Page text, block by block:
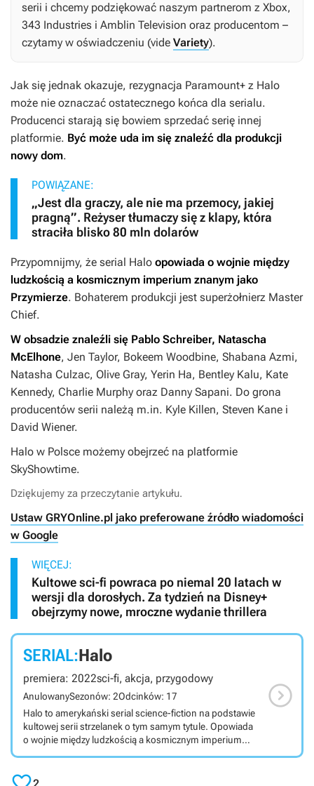
serii i chcemy podziękować naszym partnerom z Xbox,
343 Industries i Amblin Television oraz producentom –
czytamy w oświadczeniu (vide Variety).
Jak się jednak okazuje, rezygnacja Paramount+ z Halo
może nie oznaczać ostatecznego końca dla serialu.
Producenci starają się bowiem sprzedać serię innej
platformie. Być może uda im się znaleźć dla produkcji
nowy dom.
POWIĄZANE:
„Jest dla graczy, ale nie ma przemocy, jakiej
pragną”. Reżyser tłumaczy się z klapy, która
straciła blisko 80 mln dolarów
Przypomnijmy, że serial Halo opowiada o wojnie między
ludzkością a kosmicznym imperium znanym jako
Przymierze. Bohaterem produkcji jest superżołnierz Master
Chief.
W obsadzie znaleźli się Pablo Schreiber, Natascha
McElhone, Jen Taylor, Bokeem Woodbine, Shabana Azmi,
Natasha Culzac, Olive Gray, Yerin Ha, Bentley Kalu, Kate
Kennedy, Charlie Murphy oraz Danny Sapani. Do grona
producentów serii należą m.in. Kyle Killen, Steven Kane i
David Wiener.
Halo w Polsce możemy obejrzeć na platformie
SkyShowtime.
Dziękujemy za przeczytanie artykułu.
Ustaw GRYOnline.pl jako preferowane źródło wiadomości
w Google
WIĘCEJ:
Kultowe sci-fi powraca po niemal 20 latach w
wersji dla dorosłych. Za tydzień na Disney+
obejrzymy nowe, mroczne wydanie thrillera
SERIAL:Halo
premiera: 2022sci-fi, akcja, przygodowy
AnulowanySezonów: 2Odcinków: 17
Halo to amerykański serial science-fiction na podstawie
kultowej serii strzelanek o tym samym tytule. Opowiada
o wojnie między ludzkością a kosmicznym imperium
serial science-fiction na podstawie kultowej serii gier

2